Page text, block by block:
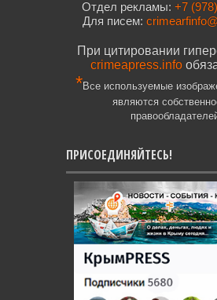
Отдел рекламы: +7
Для писем:
При цитировании
crimeapress.info
*Все используемые
являются
ПРИСОЕДИНЯЙТЕСЬ!